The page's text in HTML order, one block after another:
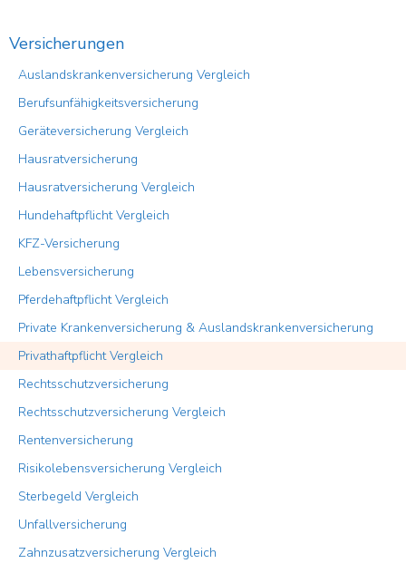
Versicherungen
Auslandskrankenversicherung Vergleich
Berufsunfähigkeitsversicherung
Geräteversicherung Vergleich
Hausratversicherung
Hausratversicherung Vergleich
Hundehaftpflicht Vergleich
KFZ-Versicherung
Lebensversicherung
Pferdehaftpflicht Vergleich
Private Krankenversicherung & Auslandskrankenversicherung
Privathaftpflicht Vergleich
Rechtsschutzversicherung
Rechtsschutzversicherung Vergleich
Rentenversicherung
Risikolebensversicherung Vergleich
Sterbegeld Vergleich
Unfallversicherung
Zahnzusatzversicherung Vergleich